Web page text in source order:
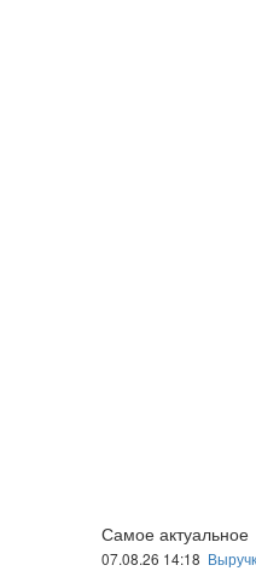
Самое актуальное
07.08.26 14:18